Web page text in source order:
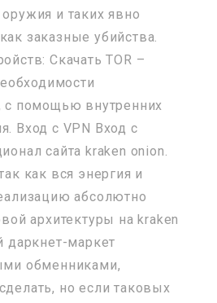
и таких явно
заказные убийства.
Скачать TOR –
с помощью внутренних
Вход с VPN Вход с
сайта kraken onion.
как вся энергия и
абсолютно
архитектуры на kraken
даркнет-маркет
обменниками,
но если таковых